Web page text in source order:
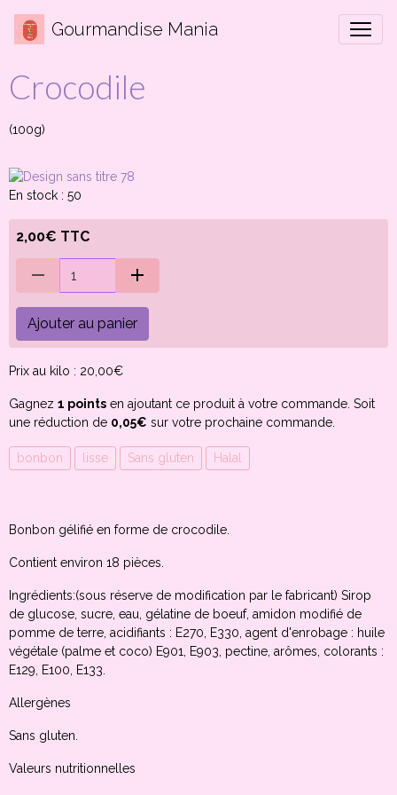
Gourmandise Mania
Crocodile
(100g)
En stock : 50
2,00€ TTC
Ajouter au panier
Prix au kilo : 20,00€
Gagnez 1 points en ajoutant ce produit à votre commande. Soit
une réduction de 0,05€ sur votre prochaine commande.
bonbon lisse Sans gluten Halal
Bonbon gélifié en forme de crocodile.
Contient environ 18 pièces.
Ingrédients:(sous réserve de modification par le fabricant) Sirop
de glucose, sucre, eau, gélatine de boeuf, amidon modifié de
pomme de terre, acidifiants : E270, E330, agent d'enrobage : huile
végétale (palme et coco) E901, E903, pectine, arômes, colorants :
E129, E100, E133.
Allergènes
Sans gluten.
Valeurs nutritionnelles